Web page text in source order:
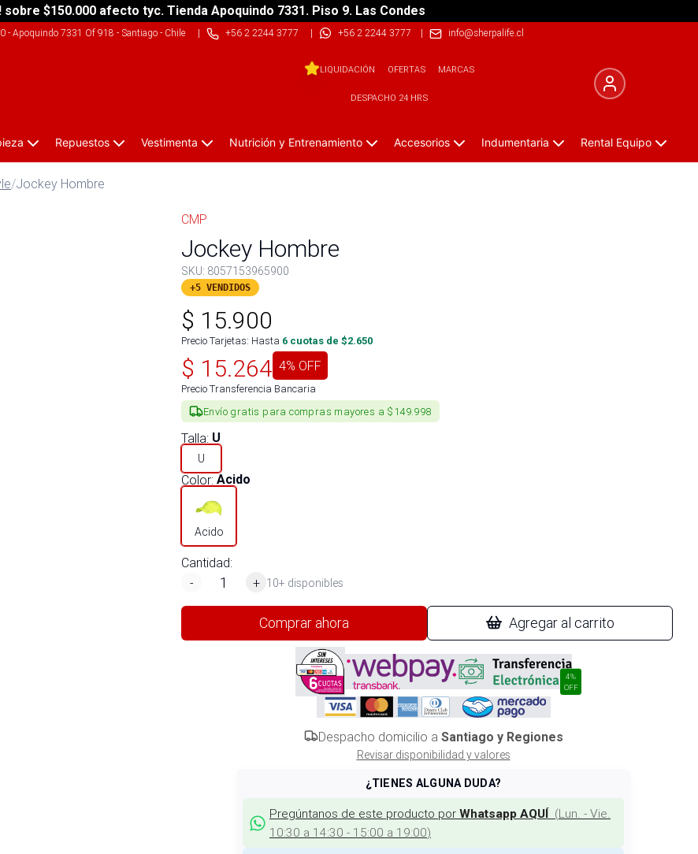
sobre $150.000 afecto tyc. Tienda Apoquindo 7331. Piso 9. Las Condes
- Apoquindo 7331 Of 918 - Santiago - Chile| +56 2 2244 3777 | +56 2 2244 3777 | info@sherpalife.cl
LIQUIDACIÓN OFERTAS MARCAS
DESPACHO 24 HRS
Repuestos Vestimenta Nutrición y Entrenamiento Accesorios Indumentaria Rental Equipo
/Jockey Hombre
CMP
Jockey Hombre
SKU: 8057153965900
+5 VENDIDOS
$ 15.900
Precio Tarjetas: Hasta 6 cuotas de $2.650
$ 15.264 4% OFF
Precio Transferencia Bancaria
Envío gratis para compras mayores a $149.998
Talla: U
U
Color: Acido
Acido
Cantidad:
-
+ 10+ disponibles
Comprar ahora Agregar al carrito
4%
OFF
Despacho domicilio a Santiago y Regiones
Revisar disponibilidad y valores
¿TIENES ALGUNA DUDA?
Pregúntanos de este producto por Whatsapp AQUÍ (Lun. - Vie.
10:30 a 14:30 - 15:00 a 19:00)